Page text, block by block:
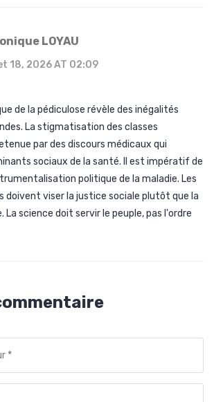
LOYAU
18, 2026 AT 02:09
de la pédiculose révèle des inégalités
La stigmatisation des classes
par des discours médicaux qui
sociaux de la santé. Il est impératif de
politique de la maladie. Les
doivent viser la justice sociale plutôt que la
La science doit servir le peuple, pas l'ordre